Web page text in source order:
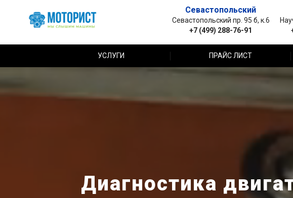
Севастопольский
Севастопольский пр. 95 б, к.6
+7 (499) 288-76-91
УСЛУГИ ПРАЙС ЛИСТ
Диагностика